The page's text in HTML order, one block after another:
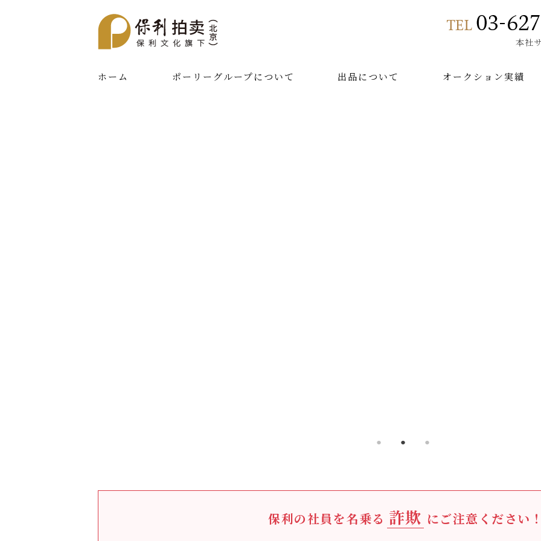
本社
ホーム ポーリーグループについて 出品について オークション実績
保利の社員を名乗る 詐欺 にご注意ください